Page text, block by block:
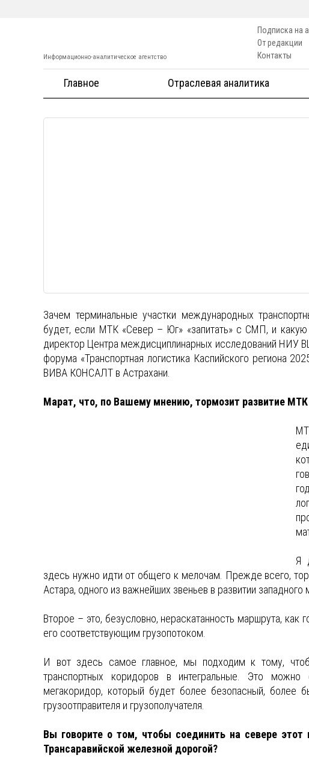
Информационно-аналитическое агентство
Подписка на
От редакции
Контакты
Главное Отраслевая аналитика
Зачем терминальные участки международных
будет, если МТК «Север – Юг» «запитать» с СМП, и
директор Центра междисциплинарных исследований НИУ
форума «Транспортная логистика Каспийского региона
ВИВА КОНСАЛТ в Астрахани.
Марат, что, по Вашему мнению, тормозит развитие МТК
Я
здесь нужно идти от общего к мелочам. Прежде всего,
Астара, одного из важнейших звеньев в развитии
Второе – это, безусловно, нераскатанность маршрута,
его соответствующим грузопотоком.
И вот здесь самое главное, мы подходим к тому,
транспортных коридоров в интегральные. Это
мегакоридор, который будет более безопасный, более
грузоотправителя и грузополучателя.
Вы говорите о том, чтобы соединить на севере
Трансаравийской железной дорогой?